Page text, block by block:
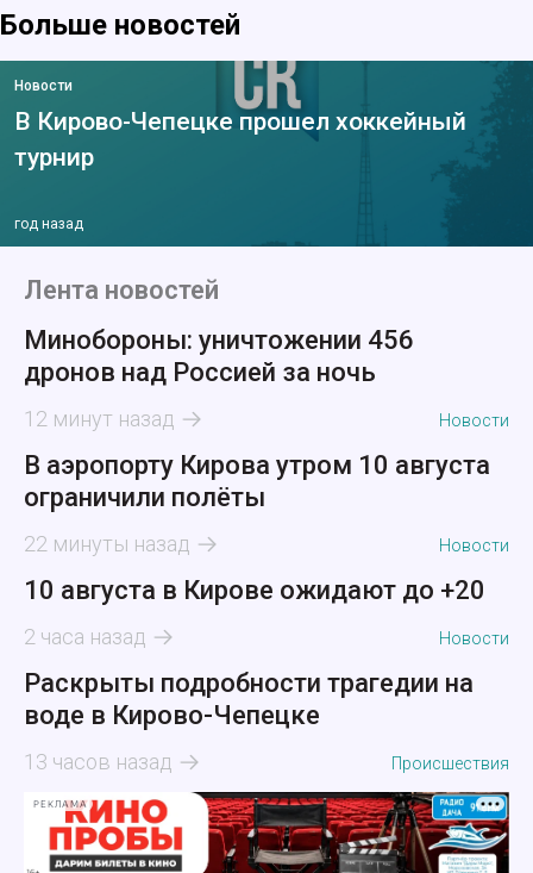
Больше новостей
Новости
В Кирово-Чепецке прошел хоккейный
турнир
год назад
Лента новостей
Минобороны: уничтожении 456
дронов над Россией за ночь
12 минут назад Новости
В аэропорту Кирова утром 10 августа
ограничили полёты
22 минуты назад Новости
10 августа в Кирове ожидают до +20
2 часа назад Новости
Раскрыты подробности трагедии на
воде в Кирово-Чепецке
13 часов назад Происшествия
РЕКЛАМА